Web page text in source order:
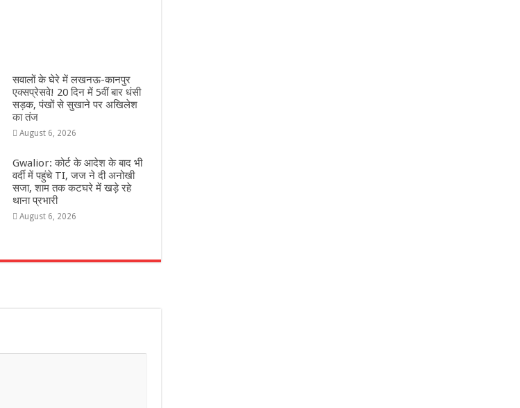
सवालों के घेरे में लखनऊ-कानपुर
एक्सप्रेसवे! 20 दिन में 5वीं बार धंसी
सड़क, पंखों से सुखाने पर अखिलेश
का तंज
August 6, 2026
Gwalior: कोर्ट के आदेश के बाद भी
वर्दी में पहुंचे TI, जज ने दी अनोखी
सजा, शाम तक कटघरे में खड़े रहे
थाना प्रभारी
August 6, 2026